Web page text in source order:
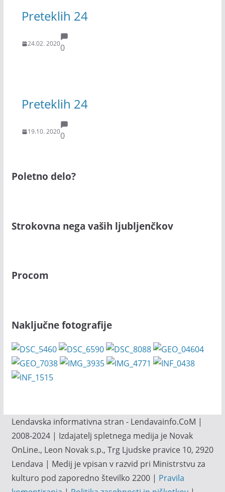
Preteklih 24
24.02. 20200
Preteklih 24
19.10. 20200
Poletno delo?
Strokovna nega vaših ljubljenčkov
Procom
Naključne fotografije
Lendavska informativna stran - Lendavainfo.CoM |
2008-2024 | Izdajatelj spletnega medija je Novak
OnLine., Leon Novak s.p., Trg Ljudske pravice 10, 2920
Lendava | Medij je vpisan v razvid pri Ministrstvu za
kulturo pod zaporedno številko 2200 | Pravila